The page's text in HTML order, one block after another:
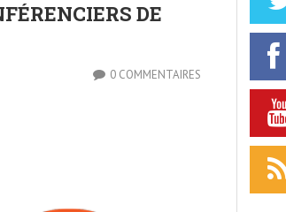
DE
0 COMMENTAIRES